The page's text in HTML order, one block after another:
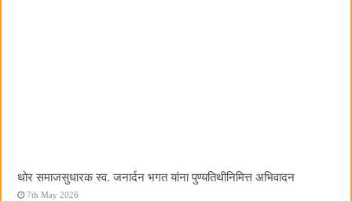
थोर समाजसुधारक स्व. जनार्दन भगत यांना पुण्यतिथीनिमित्त अभिवादन
7th May 2026